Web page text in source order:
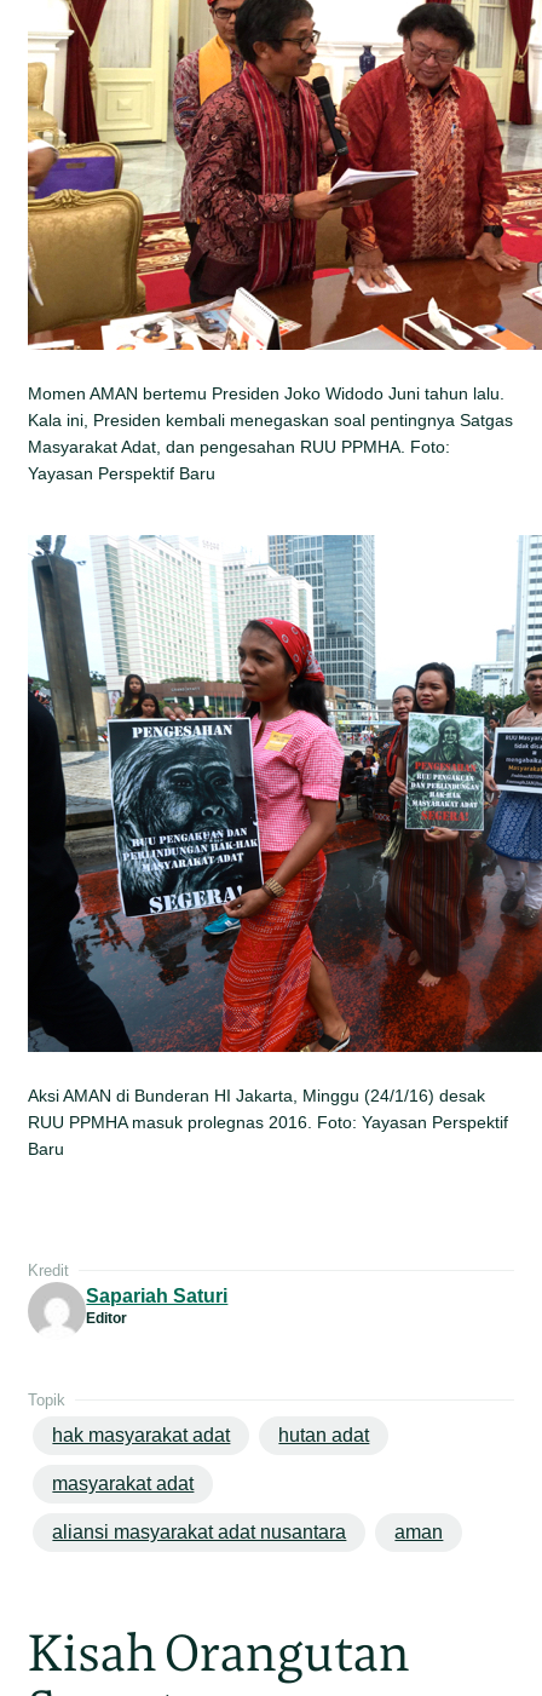
Momen AMAN bertemu Presiden Joko Widodo Juni tahun lalu.
Kala ini, Presiden kembali menegaskan soal pentingnya Satgas
Masyarakat Adat, dan pengesahan RUU PPMHA. Foto:
Yayasan Perspektif Baru
Aksi AMAN di Bunderan HI Jakarta, Minggu (24/1/16) desak
RUU PPMHA masuk prolegnas 2016. Foto: Yayasan Perspektif
Baru
Kredit
Sapariah Saturi
Editor
Topik
hak masyarakat adat hutan adat
masyarakat adat
aliansi masyarakat adat nusantara aman
Kisah Orangutan